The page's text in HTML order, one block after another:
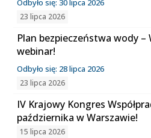
Odbyło się: 30 lipca 2026
23 lipca 2026
Plan bezpieczeństwa wody –
webinar!
Odbyło się: 28 lipca 2026
23 lipca 2026
IV Krajowy Kongres
października w Warszawie!
15 lipca 2026